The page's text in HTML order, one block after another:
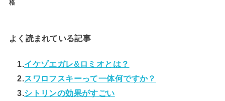
格
よく読まれている記事
1.イケゾエガレ&ロミオとは？
2.スワロフスキーって一体何ですか？
3.シトリンの効果がすごい